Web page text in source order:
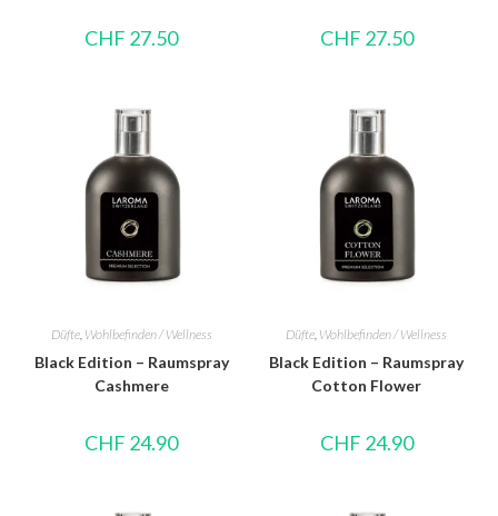
CHF 27.50 CHF 27.50
Düfte, Wohlbefinden / Wellness
Black Edition – Raumspray
Cashmere
CHF 24.90
Düfte Wohlbefinden / Wellness
Black Edition – Raumspray
Cotton Flower
CHF 24.90